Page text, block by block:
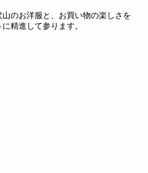
のお洋服と、お買い物の楽しさを
精進して参ります。